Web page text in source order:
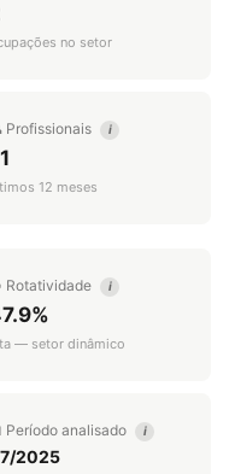
no setor
Profissionais i
12 meses
Rotatividade i
— setor dinâmico
Período analisado i
2025